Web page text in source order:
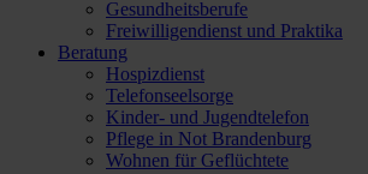
Gesundheitsberufe
Freiwilligendienst und Praktika
Beratung
Hospizdienst
Telefonseelsorge
Kinder- und Jugendtelefon
Pflege in Not Brandenburg
Wohnen für Geflüchtete